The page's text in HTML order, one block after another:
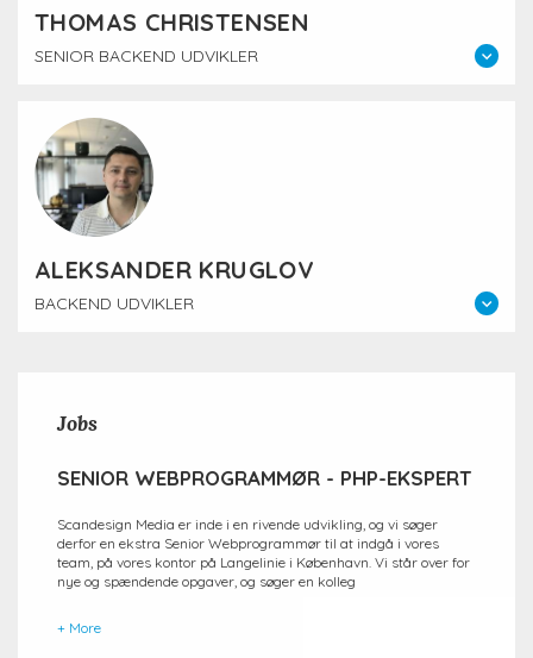
THOMAS CHRISTENSEN
SENIOR BACKEND UDVIKLER
ALEKSANDER KRUGLOV
BACKEND UDVIKLER
Jobs
SENIOR WEBPROGRAMMØR - PHP-EKSPERT
Scandesign Media er inde i en rivende udvikling, og vi søger
derfor en ekstra Senior Webprogrammør til at indgå i vores
team, på vores kontor på Langelinie i København. Vi står over for
nye og spændende opgaver, og søger en kolleg
+ More